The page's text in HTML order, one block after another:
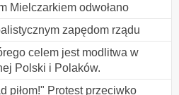
Mielczarkiem odwołano
zapędom rządu
celem jest modlitwa w
Polski i Polaków.
piłom!" Protest przeciwko